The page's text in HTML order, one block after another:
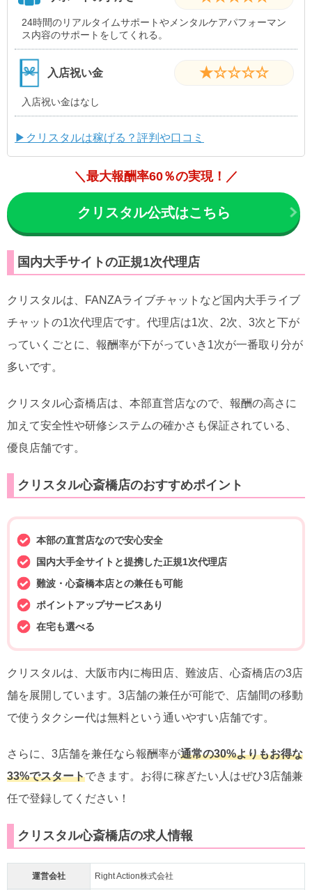
24時間のリアルタイムサポートやメンタルケアパフォーマン
ス内容のサポートをしてくれる。
入店祝い金 ★☆☆☆☆
入店祝い金はなし
▶クリスタルは稼げる？評判や口コミ
＼最大報酬率60％の実現！／
クリスタル公式はこちら
国内大手サイトの正規1次代理店
クリスタルは、FANZAライブチャットなど国内大手ライブ
チャットの1次代理店です。代理店は1次、2次、3次と下が
っていくごとに、報酬率が下がっていき1次が一番取り分が
多いです。
クリスタル心斎橋店は、本部直営店なので、報酬の高さに
加えて安全性や研修システムの確かさも保証されている、
優良店舗です。
クリスタル心斎橋店のおすすめポイント
本部の直営店なので安心安全
国内大手全サイトと提携した正規1次代理店
難波・心斎橋本店との兼任も可能
ポイントアップサービスあり
在宅も選べる
クリスタルは、大阪市内に梅田店、難波店、心斎橋店の3店
舗を展開しています。3店舗の兼任が可能で、店舗間の移動
で使うタクシー代は無料という通いやすい店舗です。
さらに、3店舗を兼任なら報酬率が通常の30%よりもお得な
33%でスタートできます。お得に稼ぎたい人はぜひ3店舗兼
任で登録してください！
クリスタル心斎橋店の求人情報
運営会社 Right Action株式会社